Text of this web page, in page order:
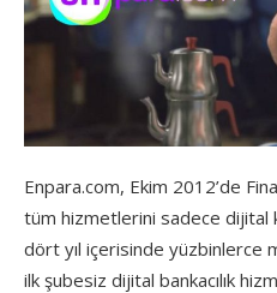
Enpara.com, Ekim 2012’de
tüm hizmetlerini sadece dijital
dört yıl içerisinde yüzbinlerce
ilk şubesiz dijital bankacılık